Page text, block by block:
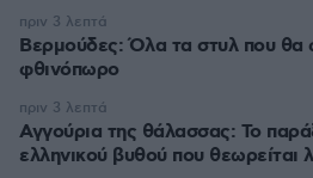
Βερμούδες: Όλα τα στυλ που θα
φθινόπωρο
πριν 3 λεπτά
Αγγούρια της θάλασσας: Το
ελληνικού βυθού που θεωρείται
πριν 3 λεπτά